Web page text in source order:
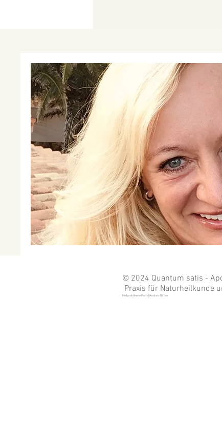
© 2024 Quantum satis -
Praxis für Naturheilkunde
Heilpraktikerin Port d'Andratx Billen